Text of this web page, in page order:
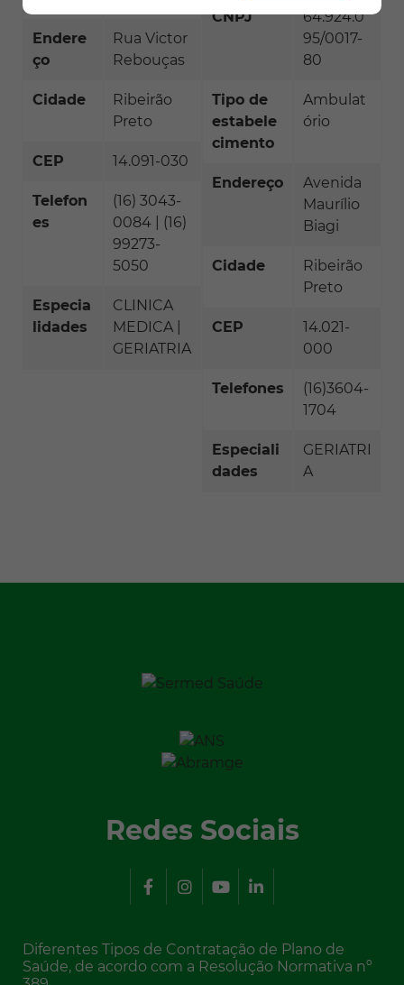
Endere
ço
Rua Victor
Rebouças
Cidade
Ribeirão
Preto
CEP 14.091-030
Telefon
es
(16) 3043-
0084 | (16)
99273-
5050
Especia
lidades
CLINICA
MEDICA |
GERIATRIA
CNPJ
64.924.0
95/0017-
80
Tipo de
estabele
cimento
Ambulat
ório
Endereço
Avenida
Maurílio
Biagi
Cidade
Ribeirão
Preto
CEP
14.021-
000
Telefones
(16)3604-
1704
Especiali
dades
GERIATRI
A
Redes Sociais
Diferentes Tipos de Contratação de Plano de
Saúde, de acordo com a Resolução Normativa nº